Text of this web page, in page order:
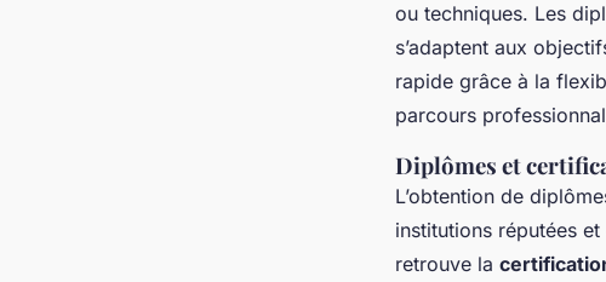
ou techniques. Les
s’adaptent aux
rapide grâce à la
parcours
Diplômes et
L’obtention de
institutions réputées
retrouve la